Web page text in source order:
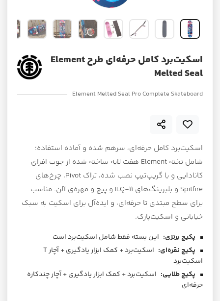
اسکیت‌برد کامل حرفه‌ای طرح Element
Melted Seal
Element Melted Seal Pro Complete Skateboard
اسکیت‌برد کامل حرفه‌ای، سرهم شده و آماده استفاده؛
شامل تخته Element هفت لایه ساخته شده از چوب افرای
کانادایی و با گریپ‌تیپ نصب شده، تراک Pivot، چرخ‌های
Spitfire و بلبرینگ‌های ILQ-11 و پیچ و مهره‌ی آلن. مناسب
برای سطح مبتدی تا حرفه‌ای، و ایده‌آل برای اسکیت به سبک
خیابانی و اسکیت‌پارک.
پکیج برنزی: این بسته فقط شامل اسکیت‌برد است
پکیج نقره‌ای:
اسکیت‌برد + کمک ابزار یادگیری + آچار T
اسکیت‌برد
پکیج طلایی: اسکیت‌برد + کمک ابزار یادگیری + آچار چندکاره
حرفه‌ای